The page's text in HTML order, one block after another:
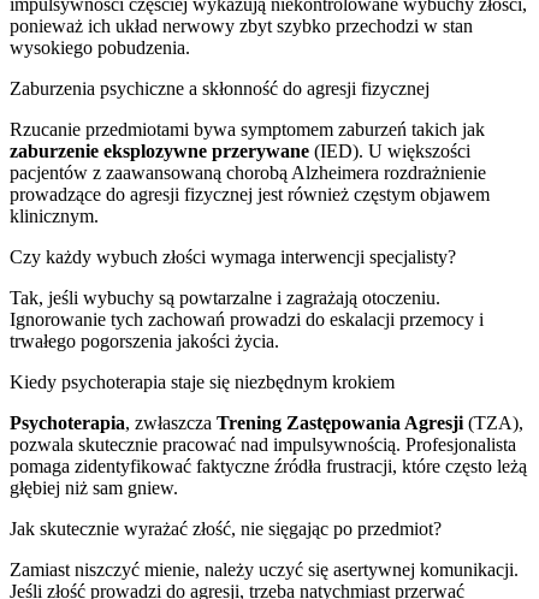
ponieważ ich układ nerwowy zbyt szybko przechodzi w stan
wysokiego pobudzenia.
Zaburzenia psychiczne a skłonność do agresji fizycznej
Rzucanie przedmiotami bywa symptomem zaburzeń takich jak
zaburzenie eksplozywne przerywane (IED). U większości
pacjentów z zaawansowaną chorobą Alzheimera rozdrażnienie
prowadzące do agresji fizycznej jest również częstym objawem
klinicznym.
Czy każdy wybuch złości wymaga interwencji specjalisty?
Tak, jeśli wybuchy są powtarzalne i zagrażają otoczeniu.
Ignorowanie tych zachowań prowadzi do eskalacji przemocy i
trwałego pogorszenia jakości życia.
Kiedy psychoterapia staje się niezbędnym krokiem
Psychoterapia, zwłaszcza Trening Zastępowania Agresji (TZA),
pozwala skutecznie pracować nad impulsywnością. Profesjonalista
pomaga zidentyfikować faktyczne źródła frustracji, które często leżą
głębiej niż sam gniew.
Jak skutecznie wyrażać złość, nie sięgając po przedmiot?
Zamiast niszczyć mienie, należy uczyć się asertywnej komunikacji.
Jeśli złość prowadzi do agresji, trzeba natychmiast przerwać